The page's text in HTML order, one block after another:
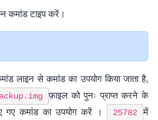
कमांड टाइप करें।
लाइन से कमांड का उपयोग किया जाता है,
फ़ाइल को पुनः प्राप्त करने के
गए कमांड का उपयोग करें ।
25782
में